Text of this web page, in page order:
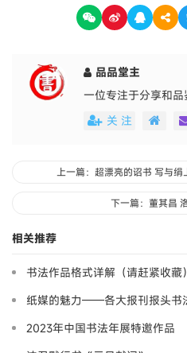
品品堂主
一位专注于分享和
关 注
上一篇：超漂亮的诏书 写与
下一篇：董其昌
相关推荐
书法作品格式详解（请赶紧收藏）
纸媒的魅力——各大报刊报头书
2023年中国书法年展特邀作品